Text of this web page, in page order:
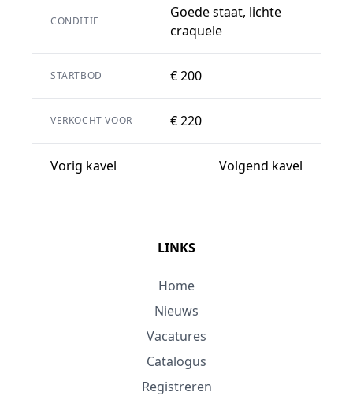
CONDITIE
Goede staat, lichte
craquele
STARTBOD € 200
VERKOCHT VOOR € 220
Vorig kavel Volgend kavel
LINKS
Home
Nieuws
Vacatures
Catalogus
Registreren